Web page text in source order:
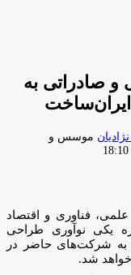
و صادراتی به
موسس و
فناوری و اقتصاد
یکی نوآوری طراحی
به شرکت‌های حاضر در
شد.